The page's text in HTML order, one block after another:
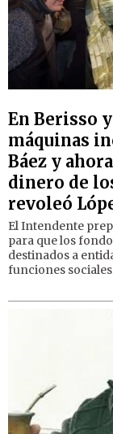
En Berisso
máquinas
Báez y
dinero de
revoleó
El Intendente
para que los
destinados a
funciones